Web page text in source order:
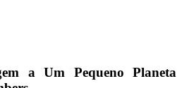
a Um Pequeno Planeta